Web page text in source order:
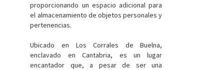
proporcionando un espacio adicional para
el almacenamiento de objetos personales y
pertenencias.
Ubicado en Los Corrales de Buelna,
enclavado en Cantabria, es un lugar
encantador que, a pesar de ser una